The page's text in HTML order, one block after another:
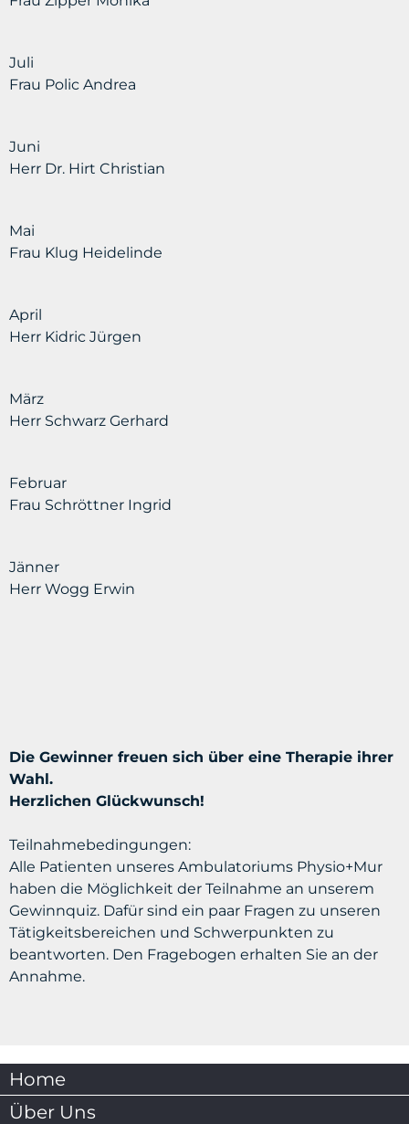
Juli
Frau Polic Andrea
Juni
Herr Dr. Hirt Christian
Mai
Frau Klug Heidelinde
April
Herr Kidric Jürgen
März
Herr Schwarz Gerhard
Februar
Frau Schröttner Ingrid
Jänner
Herr Wogg Erwin
Die Gewinner freuen sich über eine Therapie ihrer
Wahl.
Herzlichen Glückwunsch!
Teilnahmebedingungen:
Alle Patienten unseres Ambulatoriums Physio+Mur
haben die Möglichkeit der Teilnahme an unserem
Gewinnquiz. Dafür sind ein paar Fragen zu unseren
Tätigkeitsbereichen und Schwerpunkten zu
beantworten. Den Fragebogen erhalten Sie an der
Annahme.
Home
Über Uns